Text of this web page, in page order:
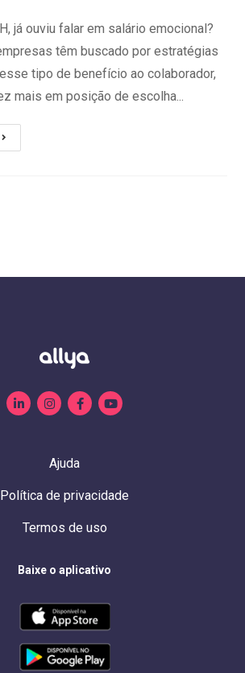
já ouviu falar em salário emocional?
têm buscado por estratégias
tipo de benefício ao colaborador,
mais em posição de escolha...
Ajuda
Política de privacidade
Termos de uso
Baixe o aplicativo